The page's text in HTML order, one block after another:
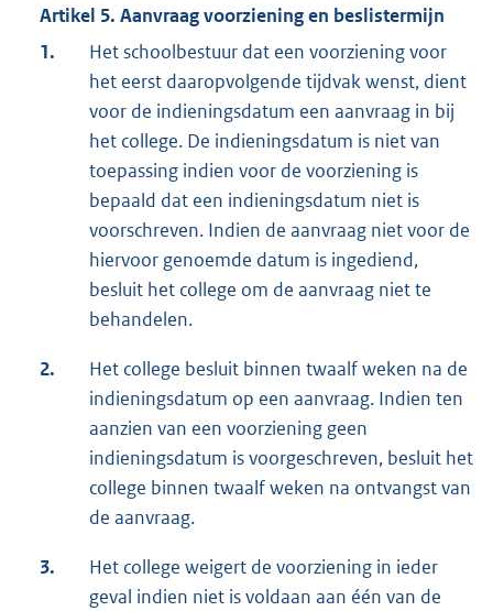
Artikel 5. Aanvraag voorziening en beslistermijn
1.
Het schoolbestuur dat een voorziening voor
het eerst daaropvolgende tijdvak wenst, dient
voor de indieningsdatum een aanvraag in bij
het college. De indieningsdatum is niet van
toepassing indien voor de voorziening is
bepaald dat een indieningsdatum niet is
voorschreven. Indien de aanvraag niet voor de
hiervoor genoemde datum is ingediend,
besluit het college om de aanvraag niet te
behandelen.
2.
Het college besluit binnen twaalf weken na de
indieningsdatum op een aanvraag. Indien ten
aanzien van een voorziening geen
indieningsdatum is voorgeschreven, besluit het
college binnen twaalf weken na ontvangst van
de aanvraag.
3.
Het college weigert de voorziening in ieder
geval indien niet is voldaan aan één van de